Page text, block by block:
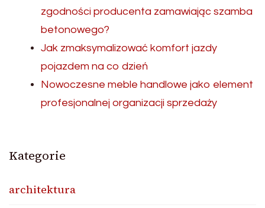
zgodności producenta zamawiając szamba
betonowego?
Jak zmaksymalizować komfort jazdy
pojazdem na co dzień
Nowoczesne meble handlowe jako element
profesjonalnej organizacji sprzedaży
Kategorie
architektura